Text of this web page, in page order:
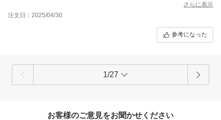
さらに表示
注文日：2025/04/30
参考になった
1/27
お客様のご意見をお聞かせください